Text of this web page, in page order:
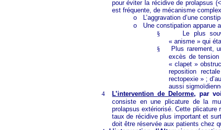
pour éviter la récidive de prolapsus
est fréquente, de mécanisme
o
L’aggravation d’une
o
Une constipation apparue
§
Le plus
« anisme » qui
§
Plus rarement,
excès de
« clapet »
reposition
rectopexie » ;
aussi
4
L’intervention de Delorme, par
consiste en une plicature de la
prolapsus extériorisé. Cette plicature
taux de récidive plus important et
doit être réservée aux patients chez